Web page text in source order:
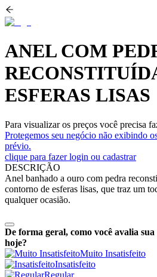
ANEL COM
ESFERAS LISAS
Para visualizar os preços você precisa
Protegemos seu negócio não exibindo
prévio.
clique para fazer login ou cadastrar
DESCRIÇÃO
Anel banhado a ouro com pedra
contorno de esferas lisas, que traz um
qualquer ocasião.
De forma geral, como você avalia sua
hoje?
Muito Insatisfeito
Insatisfeito
Regular